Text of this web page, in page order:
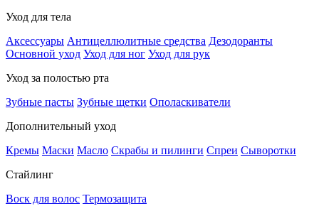
Уход для тела
Аксессуары Антицеллюлитные средства Дезодоранты
Основной уход Уход для ног Уход для рук
Уход за полостью рта
Зубные пасты Зубные щетки Ополаскиватели
Дополнительный уход
Кремы Маски Масло Скрабы и пилинги Спреи Сыворотки
Стайлинг
Воск для волос Термозащита